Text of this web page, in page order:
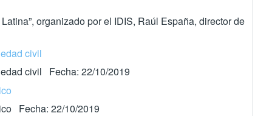
organizado por el IDIS, Raúl España, director de
civil
civil Fecha: 22/10/2019
Fecha: 22/10/2019